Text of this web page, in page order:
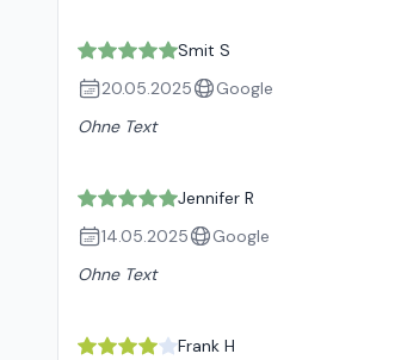
Smit S
20.05.2025
Google
Ohne Text
Jennifer R
14.05.2025
Google
Ohne Text
Frank H